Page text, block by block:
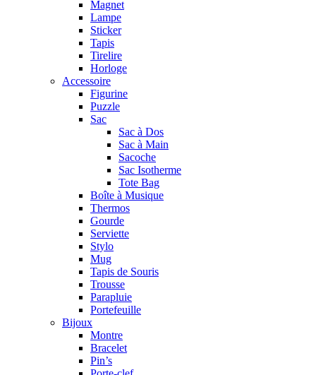
Magnet
Lampe
Sticker
Tapis
Tirelire
Horloge
Accessoire
Figurine
Puzzle
Sac
Sac à Dos
Sac à Main
Sacoche
Sac Isotherme
Tote Bag
Boîte à Musique
Thermos
Gourde
Serviette
Stylo
Mug
Tapis de Souris
Trousse
Parapluie
Portefeuille
Bijoux
Montre
Bracelet
Pin’s